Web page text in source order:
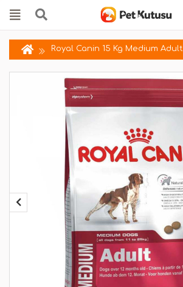
Royal Canin 15 Kg Medium Adult